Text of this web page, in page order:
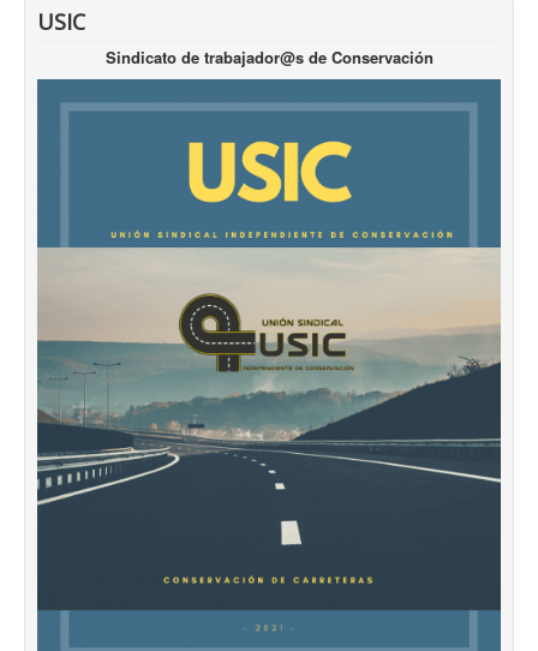
USIC
Sindicato de trabajador@s de Conservación